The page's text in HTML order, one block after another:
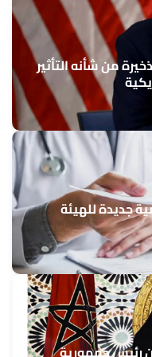
من شأنه التأثير
جديدة للهيئة